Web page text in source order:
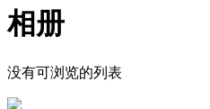
相册
没有可浏览的列表